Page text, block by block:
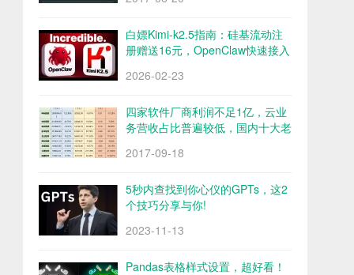
白嫖Kimi-k2.5指南：硅基流动注
册赠送16元，OpenClaw快速接入
2026-02-23
四家软件厂商利润不足1亿，云业
务营收占比普遍较低，国内十大老
2017-09-18
5秒内查找到你心仪的GPTs，这2
个技巧分享与你!
2023-11-13
Pandas表格样式设置，超好看！